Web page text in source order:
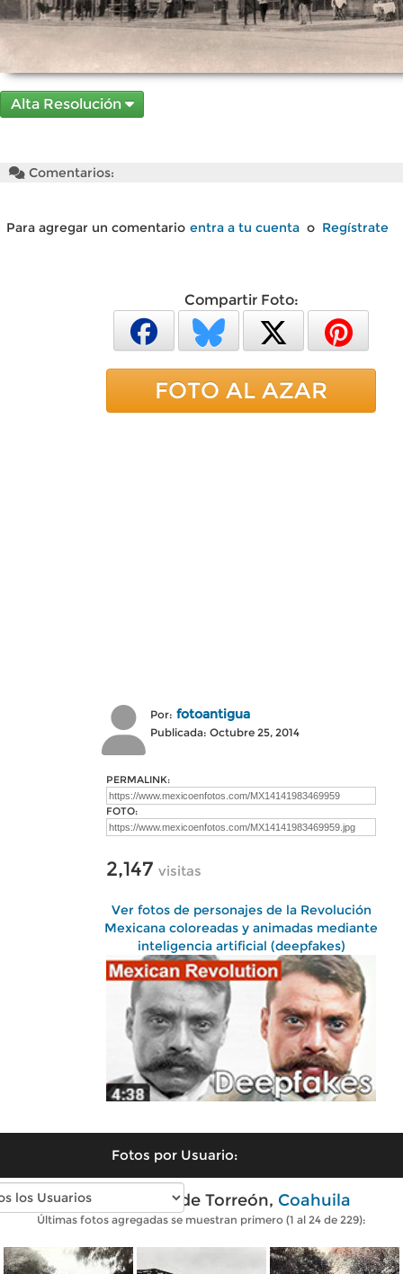
Alta Resolución
Comentarios:
Para agregar un comentario entra a tu cuenta o Regístrate
Compartir Foto:
FOTO AL AZAR
Por: fotoantigua
Publicada: Octubre 25, 2014
PERMALINK:
FOTO:
2,147 visitas
Ver fotos de personajes de la Revolución
Mexicana coloreadas y animadas mediante
inteligencia artificial (deepfakes)
Fotos por Usuario:
Fotos antiguas de Torreón, Coahuila
Últimas fotos agregadas se muestran primero (1 al 24 de 229):